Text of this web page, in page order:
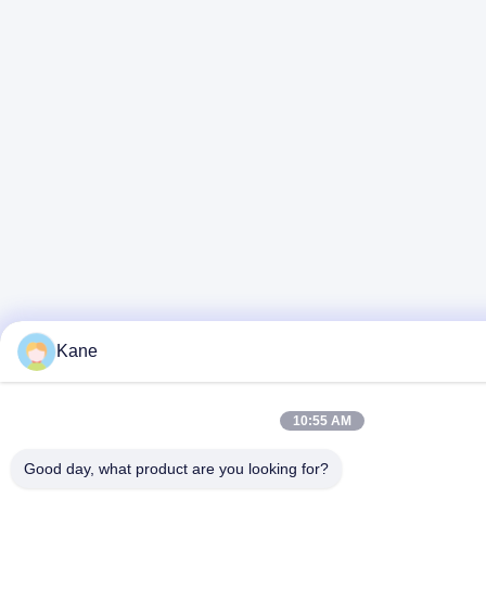
Kane
10:55 AM
Good day, what product are you looking for?